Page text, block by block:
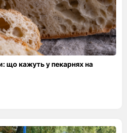
що кажуть у пекарнях на